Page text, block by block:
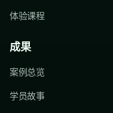
体验课程
成果
案例总览
学员故事